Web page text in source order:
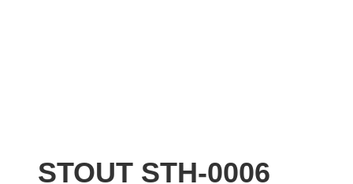
STOUT STH-0006